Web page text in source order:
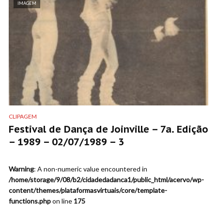
IMAGEM
CLIPAGEM
Festival de Dança de Joinville – 7a. Edição
– 1989 – 02/07/1989 – 3
Warning: A non-numeric value encountered in
/home/storage/9/08/b2/cidadedadanca1/public_html/acervo/wp-
content/themes/plataformasvirtuais/core/template-
functions.phpon line 175